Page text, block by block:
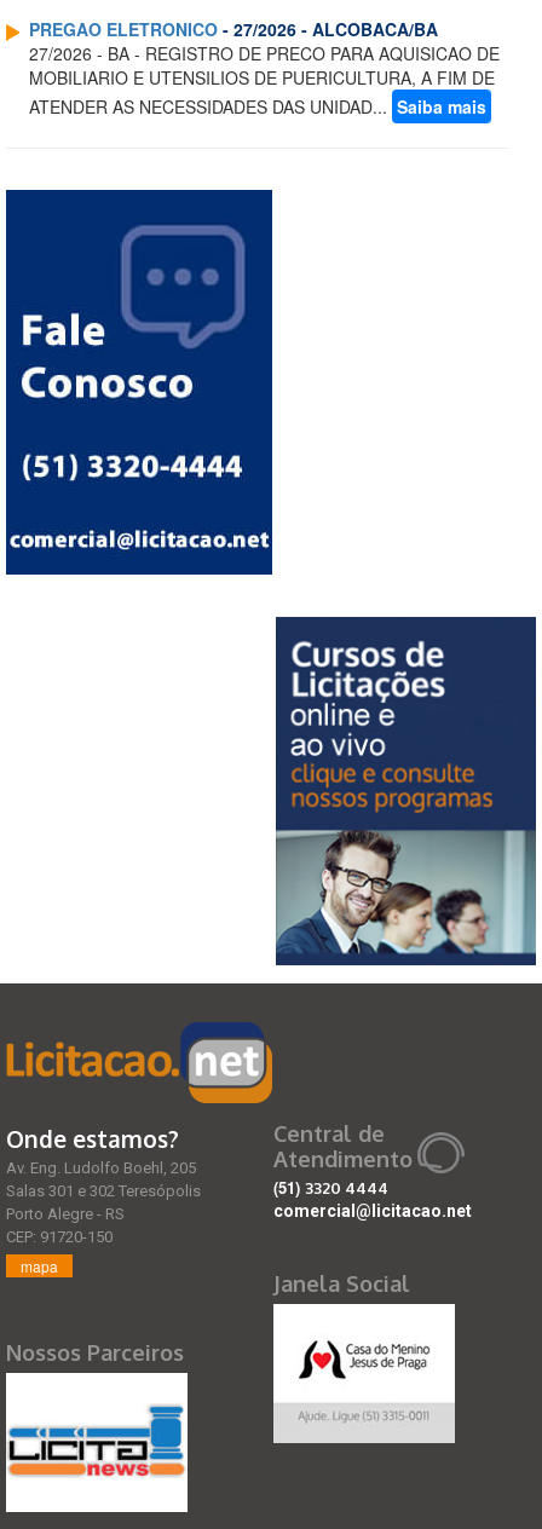
PREGAO ELETRONICO - 27/2026 - ALCOBACA/BA
27/2026 - BA - REGISTRO DE PRECO PARA AQUISICAO DE
MOBILIARIO E UTENSILIOS DE PUERICULTURA, A FIM DE
ATENDER AS NECESSIDADES DAS UNIDAD... Saiba mais
Onde estamos?
Av. Eng. Ludolfo Boehl, 205
Salas 301 e 302 Teresópolis
Porto Alegre - RS
CEP: 91720-150
mapa
Nossos Parceiros
Central de
Atendimento
(51) 3320 4444
comercial@licitacao.net
Janela Social